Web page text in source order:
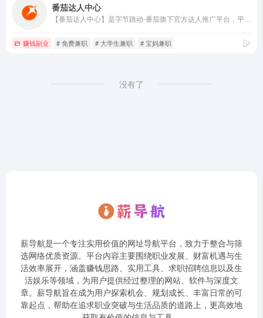
番茄达人中心
赚钱副业 # 免费兼职 # 大学生兼职 # 宝妈兼职
没有了
薪导航是一个专注实用价值的网址导航平台，致力于整合与筛
选网络优质资源。平台内容主要围绕职业发展、财富机遇与生
活效率展开，涵盖赚钱思路、实用工具、求职招聘信息以及生
活娱乐等领域，为用户提供经过整理的网站、软件与深度文
章。薪导航旨在成为用户探索机会、规划成长、丰富日常的可
靠起点，帮助在追求职业突破与生活品质的道路上，更高效地